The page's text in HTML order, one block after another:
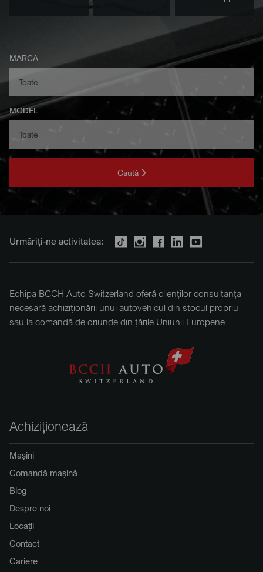
MARCA
MODEL
Caută
Urmăriți-ne activitatea:
Echipa BCCH Auto Switzerland oferă clienților consultanța
necesară achiziționării unui autovehicul din stocul propriu
sau la comandă de oriunde din țările Uniunii Europene.
Achiziționează
Mașini
Comandă mașină
Blog
Despre noi
Locații
Contact
Cariere